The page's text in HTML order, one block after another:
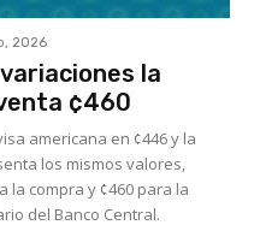
2026
la
¢460
americana en ¢446 y la
los mismos valores,
la compra y ¢460 para la
del Banco Central.